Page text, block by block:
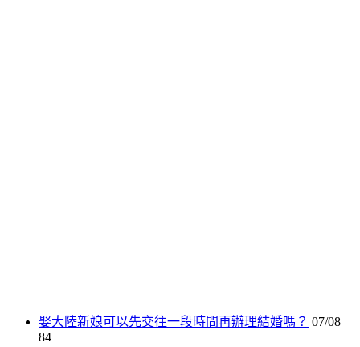
娶大陸新娘可以先交往一段時間再辦理結婚嗎？ 07/08
84